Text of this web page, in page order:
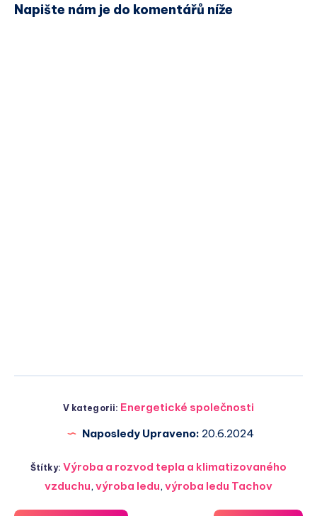
Napište nám je do komentářů níže
V kategorii: Energetické společnosti
Naposledy Upraveno: 20.6.2024
Štítky:Výroba a rozvod tepla a klimatizovaného
vzduchu, výroba ledu, výroba ledu Tachov